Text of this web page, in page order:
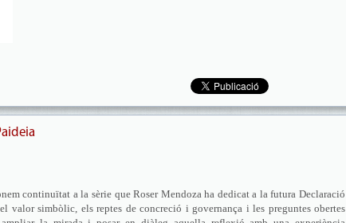
continuïtat a la sèrie que Roser Mendoza ha dedicat a la futura Declaració
valor simbòlic, els reptes de concreció i governança i les preguntes obertes